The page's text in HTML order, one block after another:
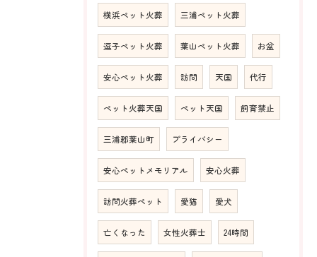
横浜ペット火葬 三浦ペット火葬
逗子ペット火葬 葉山ペット火葬 お盆
安心ペット火葬 訪問 天国 代行
ペット火葬天国 ペット天国 飼育禁止
三浦郡葉山町 プライバシー
安心ペットメモリアル 安心火葬
訪問火葬ペット 愛猫 愛犬
亡くなった 女性火葬士 24時間